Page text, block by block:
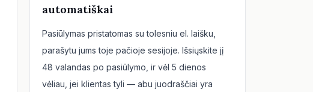
automatiškai
Pasiūlymas pristatomas su tolesniu el. laišku,
parašytu jums toje pačioje sesijoje. Išsiųskite jį
48 valandas po pasiūlymo, ir vėl 5 dienos
vėliau, jei klientas tyli — abu juodraščiai yra